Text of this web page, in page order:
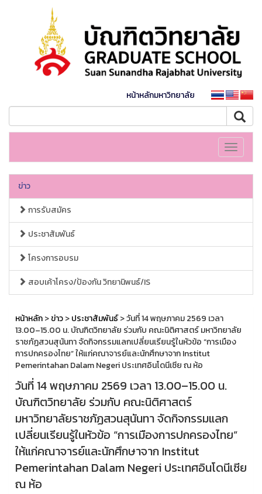
หน้าหลักมหาวิทยาลัย
Toggle
ข่าว
การรับสมัคร
ประชาสัมพันธ์
โครงการอบรม
สอบเค้าโครง/ป้องกัน วิทยานิพนธ์/IS
หน้าหลัก>ข่าว>ประชาสัมพันธ์> วันที่ 14 พฤษภาคม 2569 เวลา
13.00–15.00 น. บัณฑิตวิทยาลัย ร่วมกับ คณะนิติศาสตร์ มหาวิทยาลัย
ราชภัฏสวนสุนันทา จัดกิจกรรมแลกเปลี่ยนเรียนรู้ในหัวข้อ “การเมือง
การปกครองไทย” ให้แก่คณาจารย์และนักศึกษาจาก Institut
Pemerintahan Dalam Negeri ประเทศอินโดนีเซีย ณ ห้อ
วันที่ 14 พฤษภาคม 2569 เวลา 13.00–15.00 น.
บัณฑิตวิทยาลัย ร่วมกับ คณะนิติศาสตร์
มหาวิทยาลัยราชภัฏสวนสุนันทา จัดกิจกรรมแลก
เปลี่ยนเรียนรู้ในหัวข้อ “การเมืองการปกครองไทย”
ให้แก่คณาจารย์และนักศึกษาจาก Institut
Pemerintahan Dalam Negeri ประเทศอินโดนีเซีย
ณ ห้อ